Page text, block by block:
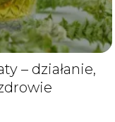
– działanie,